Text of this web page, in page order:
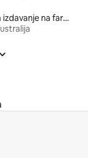
Smeštaji za izdavanje na farmi